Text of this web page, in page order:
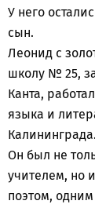
У него
сын.
Леонид с
школу № 25,
Канта,
языка и
Калининграда.
Он был не
учителем, но
поэтом,